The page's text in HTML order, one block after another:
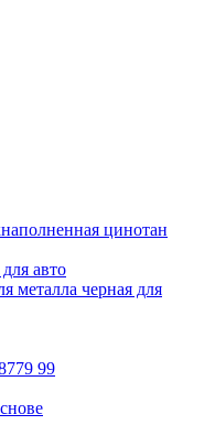
цинотан
авто
металла черная для
99